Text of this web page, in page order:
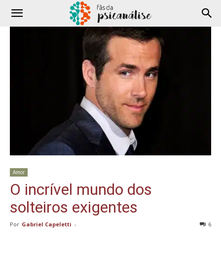
Amor
O incrível mundo dos
solteiros exigentes
Por Gabriel Capeletti - 6